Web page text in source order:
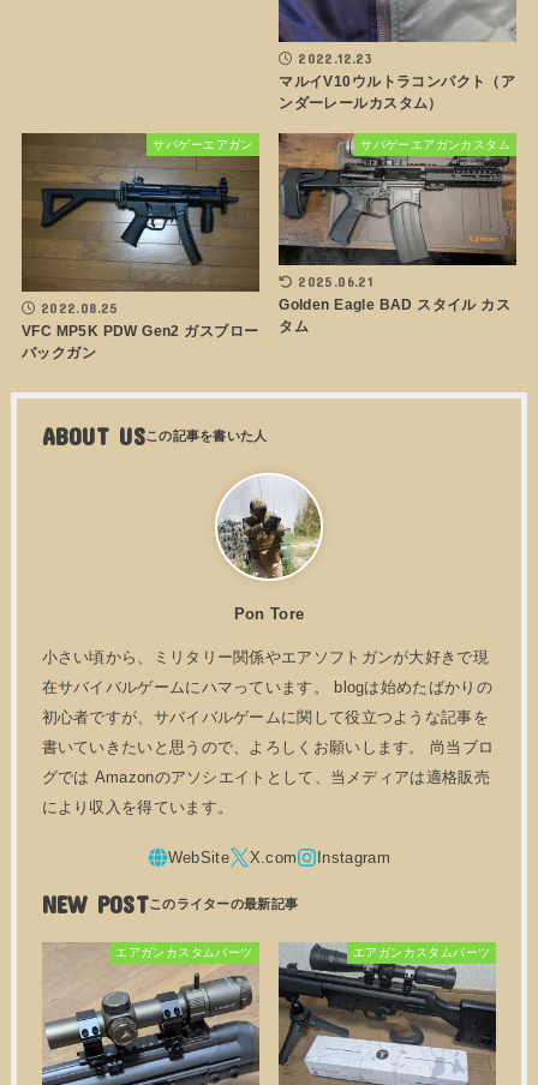
2022.12.23
マルイV10ウルトラコンパクト（ア
ンダーレールカスタム）
サバゲーエアガン
2022.08.25
VFC MP5K PDW Gen2 ガスブロー
バックガン
サバゲーエアガンカスタム
2025.06.21
Golden Eagle BAD スタイル カス
タム
ABOUT US
Pon Tore
小さい頃から、ミリタリー関係やエアソフトガンが大好きで現
在サバイバルゲームにハマっています。 blogは始めたばかりの
初心者ですが、サバイバルゲームに関して役立つような記事を
書いていきたいと思うので、よろしくお願いします。 尚当ブロ
グでは Amazonのアソシエイトとして、当メディアは適格販売
により収入を得ています。
NEW POST
エアガンカスタムパーツ エアガンカスタムパーツ